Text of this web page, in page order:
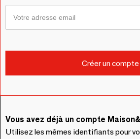
Vous avez déjà un compte
Utilisez les mêmes identifiants pour